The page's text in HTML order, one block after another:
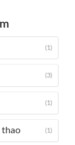
(1)
(3)
(1)
thao (1)